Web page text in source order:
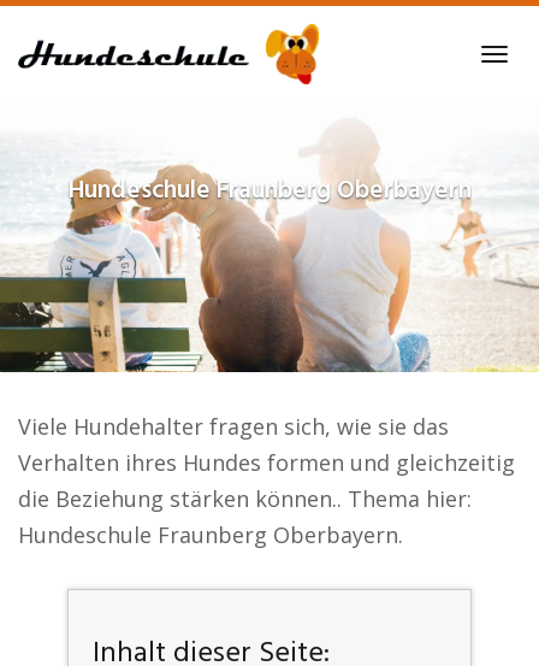
to
HundeschuleFraunberg Oberbayern
Viele Hundehalter fragen sich, wie sie das
Verhalten ihres Hundes formen und gleichzeitig
die Beziehung stärken können.. Thema hier:
Hundeschule Fraunberg Oberbayern.
Inhalt dieser Seite: